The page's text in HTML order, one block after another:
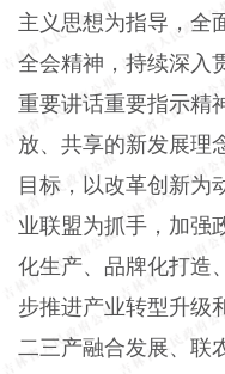
主义思想为指导，全
全会精神，持续深入
重要讲话重要指示精
放、共享的新发展理
目标，以改革创新为
业联盟为抓手，加强
化生产、品牌化打造
步推进产业转型升级
二三产融合发展、联